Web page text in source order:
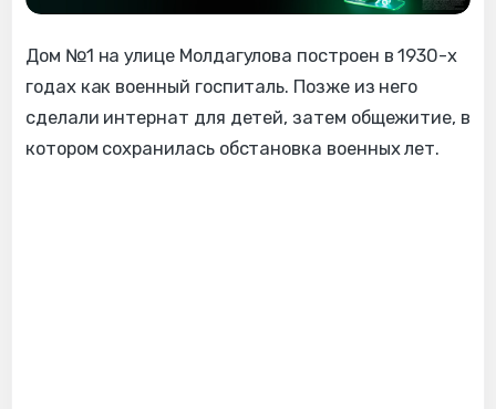
Дом №1 на улице Молдагулова построен в 1930-х
годах как военный госпиталь. Позже из него
сделали интернат для детей, затем общежитие, в
котором сохранилась обстановка военных лет.